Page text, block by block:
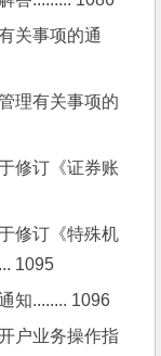
关事项的通
理有关事项的
修订《证券账
修订《特殊机
1095
知........ 1096
户业务操作指